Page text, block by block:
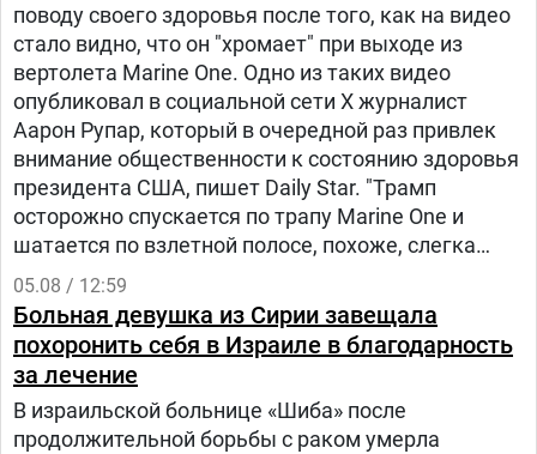
поводу своего здоровья после того, как на видео
стало видно, что он "хромает" при выходе из
вертолета Marine One. Одно из таких видео
опубликовал в социальной сети Х журналист
Аарон Рупар, который в очередной раз привлек
внимание общественности к состоянию здоровья
президента США, пишет Daily Star. "Трамп
осторожно спускается по трапу Marine One и
шатается по взлетной полосе, похоже, слегка
прихрамывая", — написал журналист.
05.08 / 12:59
Больная девушка из Сирии завещала
похоронить себя в Израиле в благодарность
за лечение
В израильской больнице «Шиба» после
продолжительной борьбы с раком умерла